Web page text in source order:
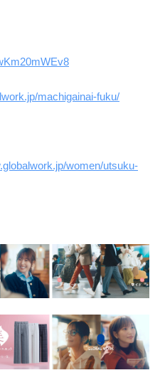
machigainai-fuku/
women/utsuku-